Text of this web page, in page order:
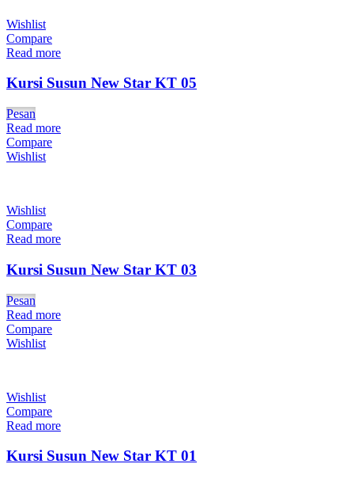
Wishlist
Compare
Read more
Kursi Susun New Star KT 05
Pesan
Read more
Compare
Wishlist
Wishlist
Compare
Read more
Kursi Susun New Star KT 03
Pesan
Read more
Compare
Wishlist
Wishlist
Compare
Read more
Kursi Susun New Star KT 01